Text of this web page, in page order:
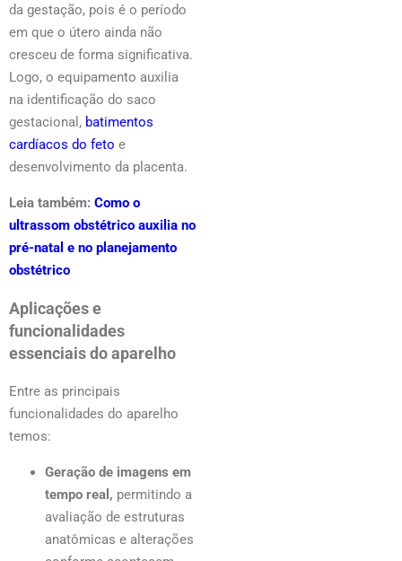
da gestação, pois é o período
em que o útero ainda não
cresceu de forma significativa.
Logo, o equipamento auxilia
na identificação do saco
gestacional, batimentos
cardíacos do feto e
desenvolvimento da placenta.
Leia também: Como o
ultrassom obstétrico auxilia no
pré-natal e no planejamento
obstétrico
Aplicações e
funcionalidades
essenciais do aparelho
Entre as principais
funcionalidades do aparelho
temos:
Geração de imagens em
tempo real, permitindo a
avaliação de estruturas
anatômicas e alterações